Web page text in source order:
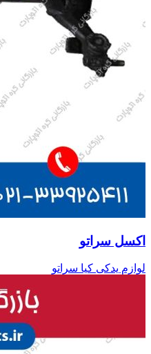
اکسل سراتو
لوازم یدکی کیا سراتو